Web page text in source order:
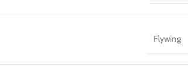
Flywing